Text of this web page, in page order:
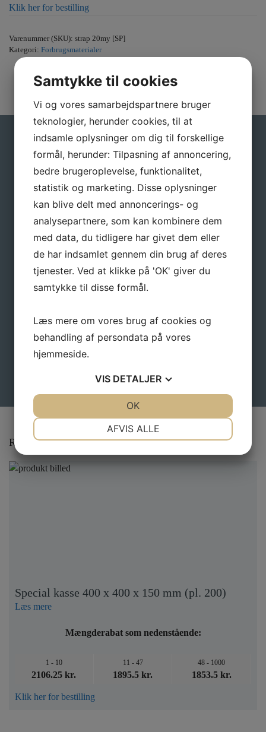
Klik her for bestilling
Varenummer (SKU): strap 20my [SP]
Kategori: Forbrugsmaterialer
Gå ikke glip af gode tilbud
Tilmeld dig vores nyhedsbrev, hvis du vil have
nyheder og gode tilbud direkte i din indbakke.
Navn *
Relaterede varer
Special kasse 400 x 400 x 150 mm (pl. 200)
Læs mere
Mængderabat som nedenstående:
1 - 10
2106.25 kr.
11 - 47
1895.5 kr.
48 - 1000
1853.5 kr.
Klik her for bestilling
Samtykke til cookies
Vi og vores samarbejdspartnere bruger
teknologier, herunder cookies, til at
indsamle oplysninger om dig til forskellige
formål, herunder: Tilpasning af annoncering,
bedre brugeroplevelse, funktionalitet,
statistik og marketing. Disse oplysninger
kan blive delt med annoncerings- og
analysepartnere, som kan kombinere dem
med data, du tidligere har givet dem eller
de har indsamlet gennem din brug af deres
tjenester. Ved at klikke på 'OK' giver du
samtykke til disse formål.
Læs mere om vores brug af cookies og
behandling af persondata på vores
hjemmeside.
VIS DETALJER
MARKETING
AFVIS ALLE
OK